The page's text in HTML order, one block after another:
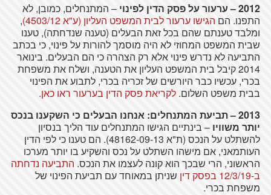
2012 – ערעור על פסק הדין לפינוי
– המתנחלים, כמובן, לא
התפנו. הם הגישו ערעור לבית המשפט העליון (ע"א 4503/12)
,
ומלבד טענתם שהם בכל זאת הבעלים (טענה שנדחתה), טענו
שבית המשפט המחוזי לא היה מוסמך להורות על פינוי, כי בכתב
התביעה לא נדרש פינוי אלא רק הצהרה כי הם הבעלים. בינואר
2014 קיבל בית המשפט העליון את הטענה, ושלח את משפחת
בכרי, עכשיו כבר היורשים של זכריה בכרי, לתבוע את הפינוי
בבית משפט השלום. לקריאת פסק הדין בערעור ראו כאן.
2013 – תביעת המתנחלים: אנחנו הבעלים כי השקענו בנכס
יותר משוויו – בינתיים הגישו המתנחלים עוד הליך בנסיון
להשתלט על הנכס (ת"א 48162-09-13). הם טענו כי לפי הדין
העותמאני, אם מישהו השתלט על נכס והשקיע בו יותר מערכו
הראשוני, הרי שבכך הוא קונה לעצמו את הנכס. התביעה נדחתה
ב-12/3/19 בפסק דין
שניתן במאוחד עם תביעת הפינוי של
משפחת בכרי.